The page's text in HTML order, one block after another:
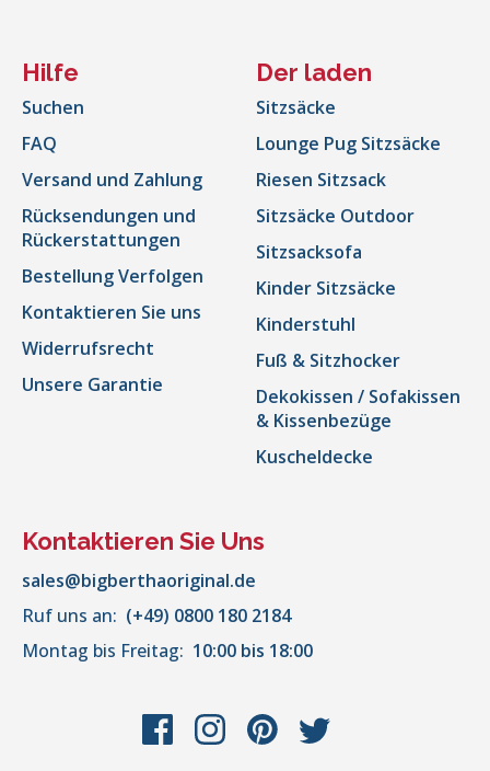
Hilfe
Suchen
FAQ
Versand und Zahlung
Rücksendungen und
Rückerstattungen
Bestellung Verfolgen
Kontaktieren Sie uns
Widerrufsrecht
Unsere Garantie
Der laden
Sitzsäcke
Lounge Pug Sitzsäcke
Riesen Sitzsack
Sitzsäcke Outdoor
Sitzsacksofa
Kinder Sitzsäcke
Kinderstuhl
Fuß & Sitzhocker
Dekokissen / Sofakissen
& Kissenbezüge
Kuscheldecke
Kontaktieren Sie Uns
sales@bigberthaoriginal.de
Ruf uns an: (+49) 0800 180 2184
Montag bis Freitag: 10:00 bis 18:00